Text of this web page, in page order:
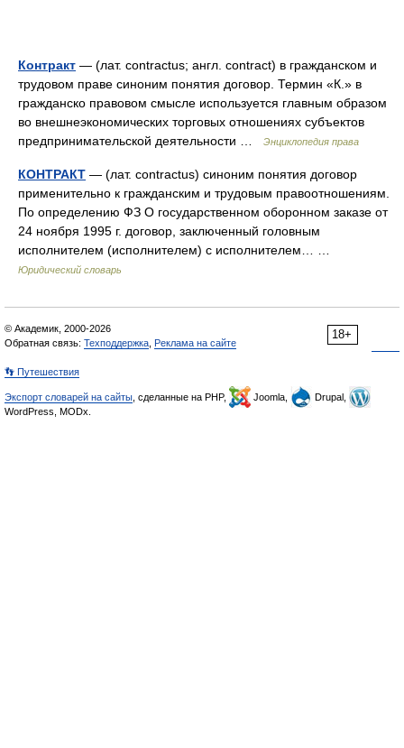
Контракт — (лат. contractus; англ. contract) в гражданском и
трудовом праве синоним понятия договор. Термин «К.» в
гражданско правовом смысле используется главным образом
во внешнеэкономических торговых отношениях субъектов
предпринимательской деятельности …
Энциклопедия права
КОНТРАКТ — (лат. contractus) синоним понятия договор
применительно к гражданским и трудовым правоотношениям.
По определению ФЗ О государственном оборонном заказе от
24 ноября 1995 г. договор, заключенный головным
исполнителем (исполнителем) с исполнителем… …
Юридический словарь
18+
© Академик, 2000-2026
Обратная связь: Техподдержка Реклама на сайте
👣 Путешествия
Экспорт словарей на сайты , сделанные на PHP, Joomla,
Drupal,
WordPress, MODx.